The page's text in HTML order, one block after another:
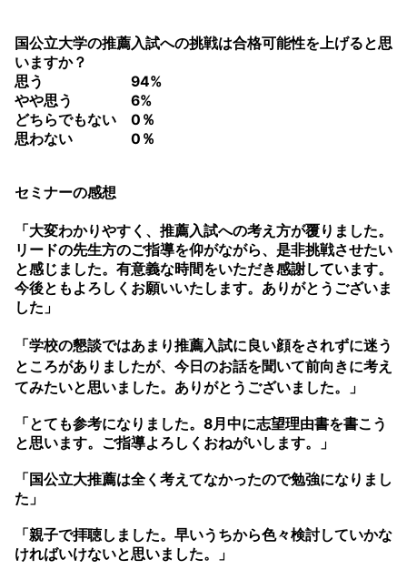
国公立大学の推薦入試への挑戦は合格可能性を上げると思
いますか？
思う 94%
やや思う 6%
どちらでもない 0％
思わない 0％
セミナーの感想
「大変わかりやすく、 推薦入試への考え方が覆りました。
リードの先生方のご指導を仰がながら、是非挑戦させたい
と感じました。有意義な時間をいただき感謝しています。
今後ともよろしくお願いいたします。ありがとうございま
した」
「 学校の懇談ではあまり推薦入試に良い顔をされずに迷う
ところがありましたが、今日のお話を聞いて前向きに考え
てみたいと思いました。 ありがとうございました。」
「とても参考になりました。8月中に志望理由書を書こう
と思います。ご指導よろしくおねがいします。」
「国公立大推薦は全く考えてなかったので勉強になりまし
た」
「親子で拝聴しました。早いうちから色々検討していかな
ければいけないと思いました。」